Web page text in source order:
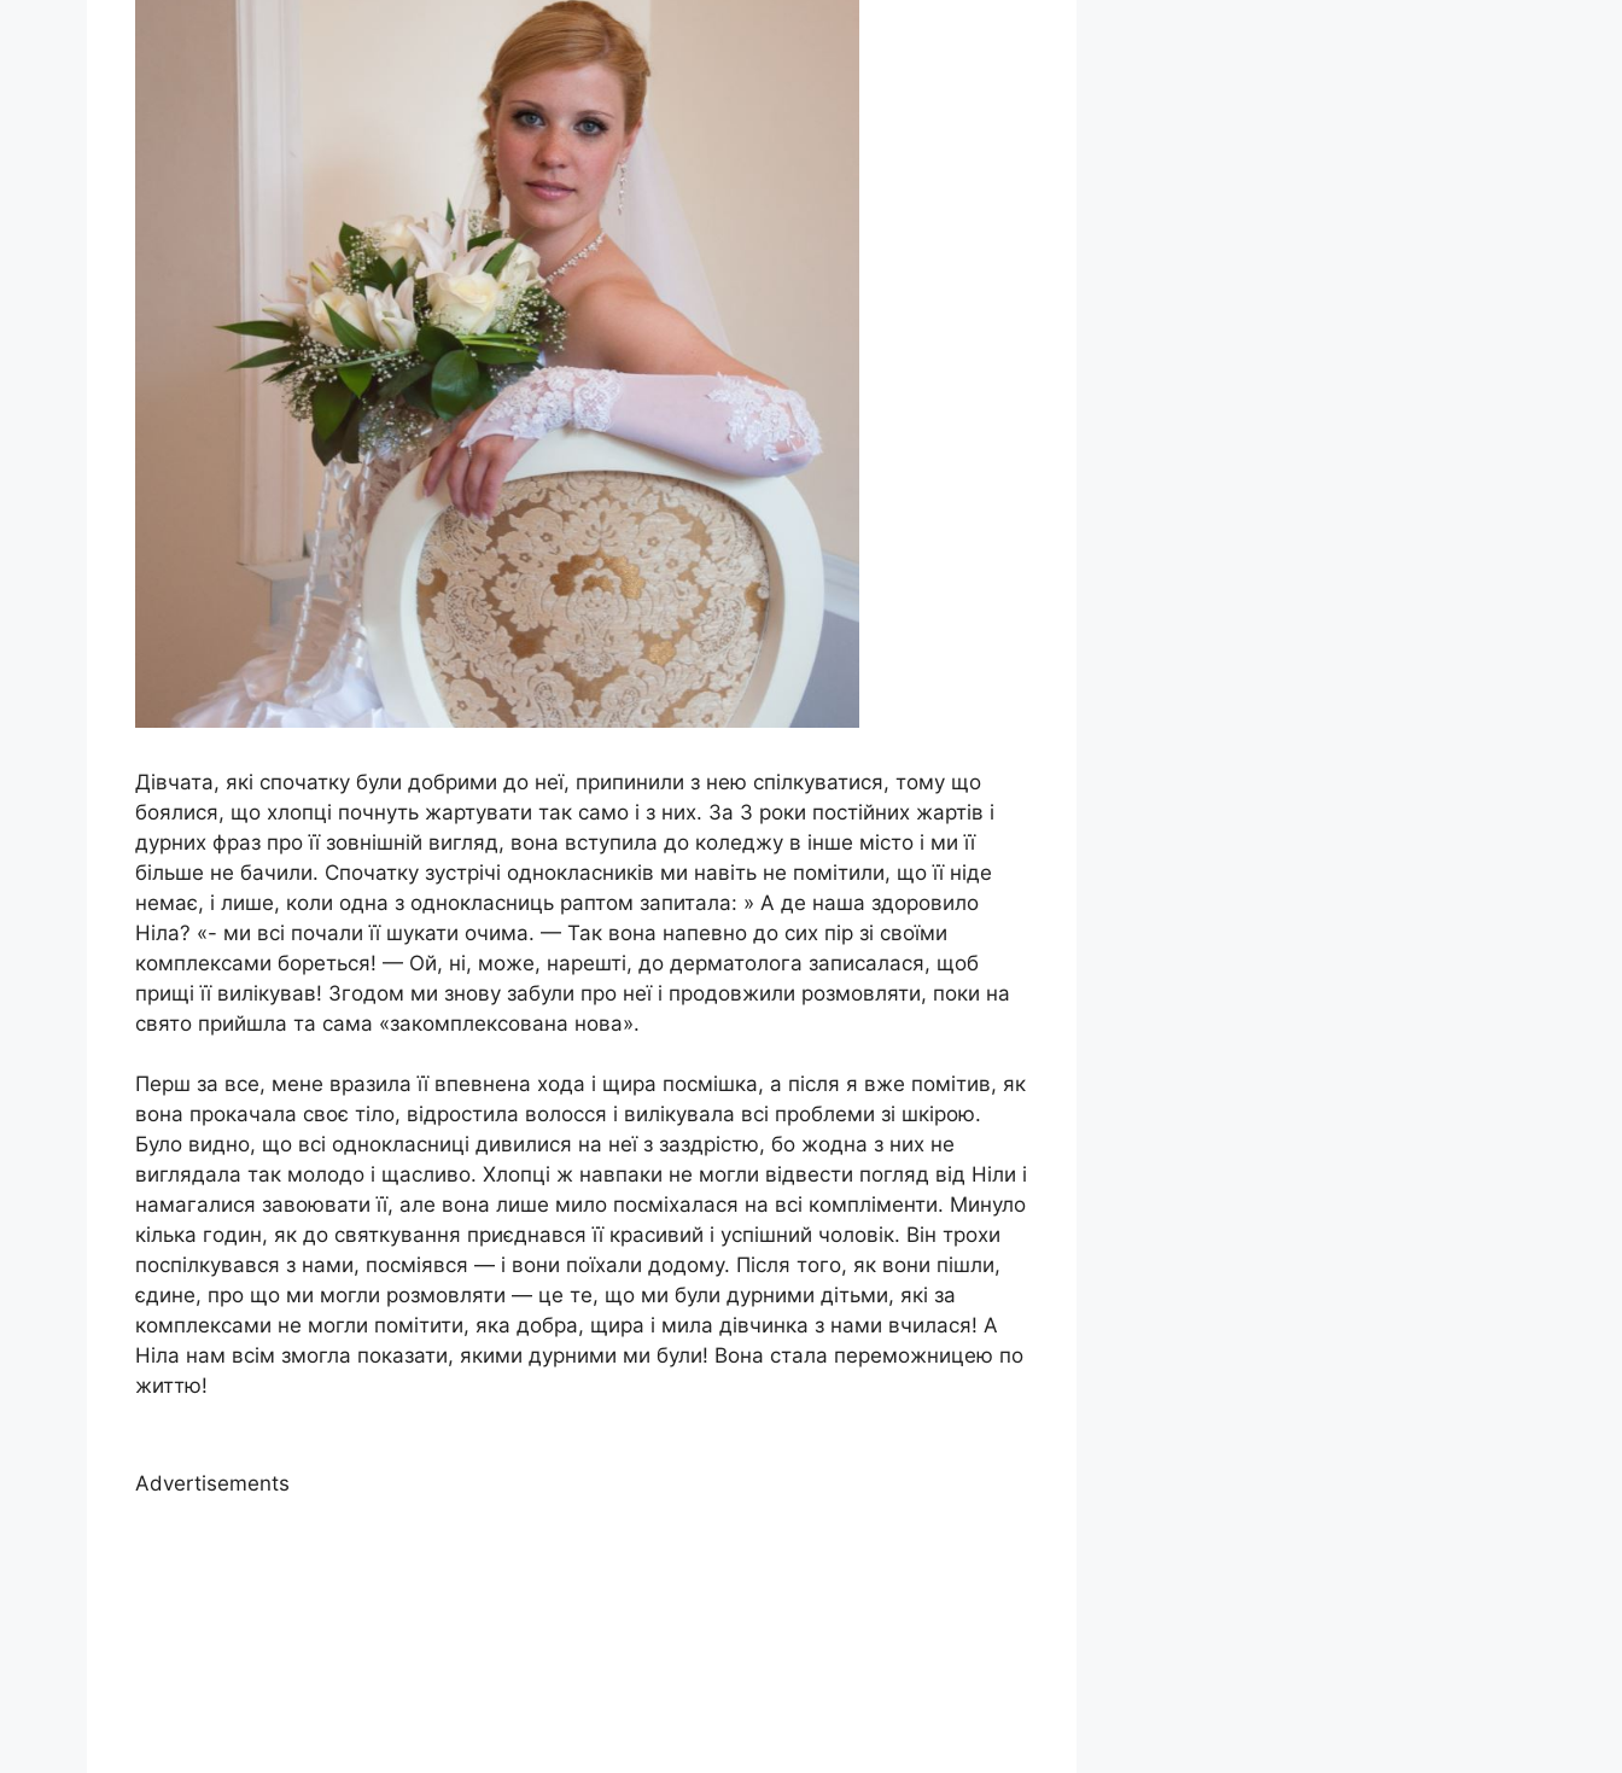
Дівчата, які спочатку були добрими до неї, припинили з нею спілкуватися, тому що
боялися, що хлопці почнуть жартувати так само і з них. За 3 роки постійних жартів і
дурних фраз про її зовнішній вигляд, вона вступила до коледжу в інше місто і ми її
більше не бачили. Спочатку зустрічі однокласників ми навіть не помітили, що її ніде
немає, і лише, коли одна з однокласниць раптом запитала: » А де наша здоровило
Ніла? «- ми всі почали її шукати очима. — Так вона напевно до сих пір зі своїми
комплексами бореться! — Ой, ні, може, нарешті, до дерматолога записалася, щоб
прищі її вилікував! Згодом ми знову забули про неї і продовжили розмовляти, поки на
свято прийшла та сама «закомплексована нова».
Перш за все, мене вразила її впевнена хода і щира посмішка, а після я вже помітив, як
вона прокачала своє тіло, відростила волосся і вилікувала всі проблеми зі шкірою.
Було видно, що всі однокласниці дивилися на неї з заздрістю, бо жодна з них не
виглядала так молодо і щасливо. Хлопці ж навпаки не могли відвести погляд від Ніли і
намагалися завоювати її, але вона лише мило посміхалася на всі компліменти. Минуло
кілька годин, як до святкування приєднався її красивий і успішний чоловік. Він трохи
поспілкувався з нами, посміявся — і вони поїхали додому. Після того, як вони пішли,
єдине, про що ми могли розмовляти — це те, що ми були дурними дітьми, які за
комплексами не могли помітити, яка добра, щира і мила дівчинка з нами вчилася! А
Ніла нам всім змогла показати, якими дурними ми були! Вона стала переможницею по
життю!
Advertisements